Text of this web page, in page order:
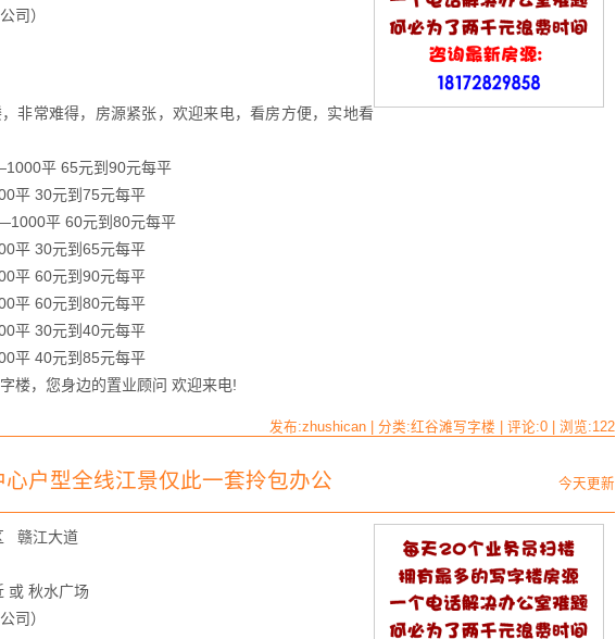
司）
非常难得，房源紧张，欢迎来电，看房方便，实地看
平 65元到90元每平
平 30元到75元每平
平 60元到80元每平
平 30元到65元每平
平 60元到90元每平
平 60元到80元每平
平 30元到40元每平
平 40元到85元每平
楼，您身边的置业顾问 欢迎来电!
发布:zhushican | 分类:红谷滩写字楼 | 评论:0 | 浏览:122
今天更新
户型全线江景仅此一套拎包办公
赣江大道
或 秋水广场
司）